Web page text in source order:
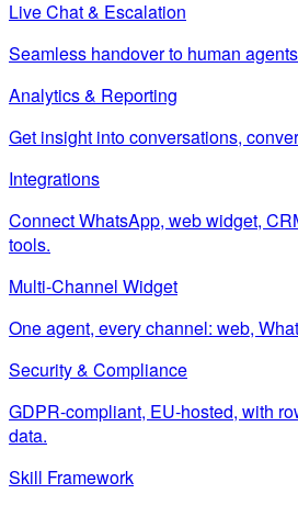
Live Chat & Escalation
Seamless handover to human
Analytics & Reporting
Get insight into conversations,
Integrations
Connect WhatsApp, web widget,
tools.
Multi-Channel Widget
One agent, every channel: web,
Security & Compliance
GDPR-compliant, EU-hosted, with
data.
Skill Framework